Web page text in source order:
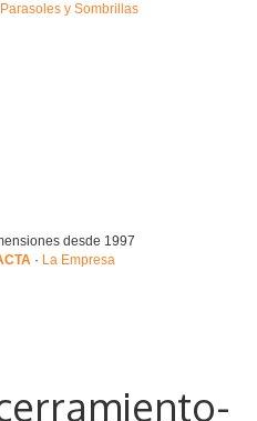
desde 1997
· La Empresa